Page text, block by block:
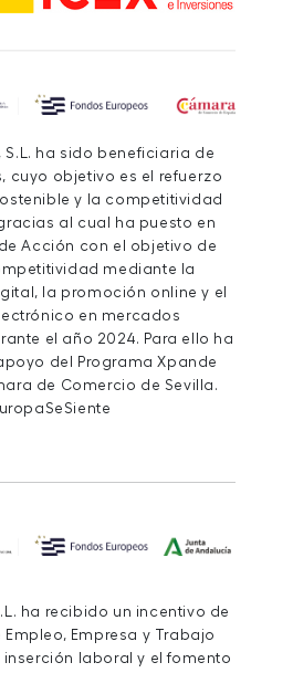
S.L. ha sido beneficiaria de
cuyo objetivo es el refuerzo
y la competitividad
gracias al cual ha puesto en
Acción con el objetivo de
mediante la
la promoción online y el
en mercados
el año 2024. Para ello ha
del Programa Xpande
de Comercio de Sevilla.
ha recibido un incentivo de
Empleo, Empresa y Trabajo
laboral y el fomento